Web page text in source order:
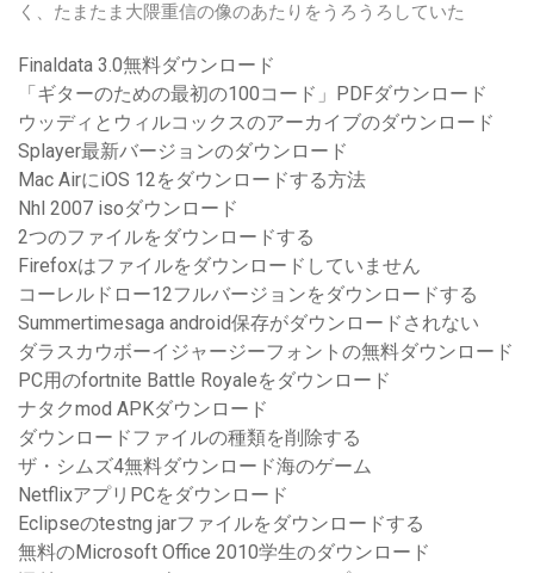
く、たまたま大隈重信の像のあたりをうろうろしていた
Finaldata 3.0無料ダウンロード
「ギターのための最初の100コード」PDFダウンロード
ウッディとウィルコックスのアーカイブのダウンロード
Splayer最新バージョンのダウンロード
Mac AirにiOS 12をダウンロードする方法
Nhl 2007 isoダウンロード
2つのファイルをダウンロードする
Firefoxはファイルをダウンロードしていません
コーレルドロー12フルバージョンをダウンロードする
Summertimesaga android保存がダウンロードされない
ダラスカウボーイジャージーフォントの無料ダウンロード
PC用のfortnite Battle Royaleをダウンロード
ナタクmod APKダウンロード
ダウンロードファイルの種類を削除する
ザ・シムズ4無料ダウンロード海のゲーム
NetflixアプリPCをダウンロード
Eclipseのtestng jarファイルをダウンロードする
無料のMicrosoft Office 2010学生のダウンロード